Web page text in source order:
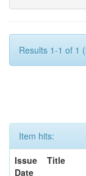
Results 1-1 of 1
Item hits:
Issue
Date
Title